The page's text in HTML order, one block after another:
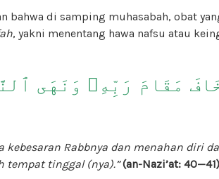
bahwa di samping muhasabah, obat
, yakni menentang hawa nafsu atau
kebesaran Rabbnya dan menahan diri
tempat tinggal (nya).” (an-Nazi’at: 40—41)